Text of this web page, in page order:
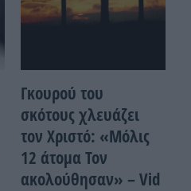
Γκουρού του
σκότους χλευάζει
τον Χριστό: «Μόλις
12 άτομα Τον
ακολούθησαν» – Vid